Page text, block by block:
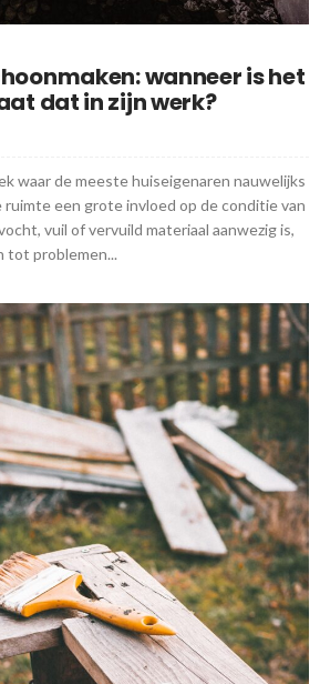
wanneer is het
dat in zijn werk?
waar de meeste huiseigenaren nauwelijks
een grote invloed op de conditie van
vuil of vervuild materiaal aanwezig is,
tot problemen...